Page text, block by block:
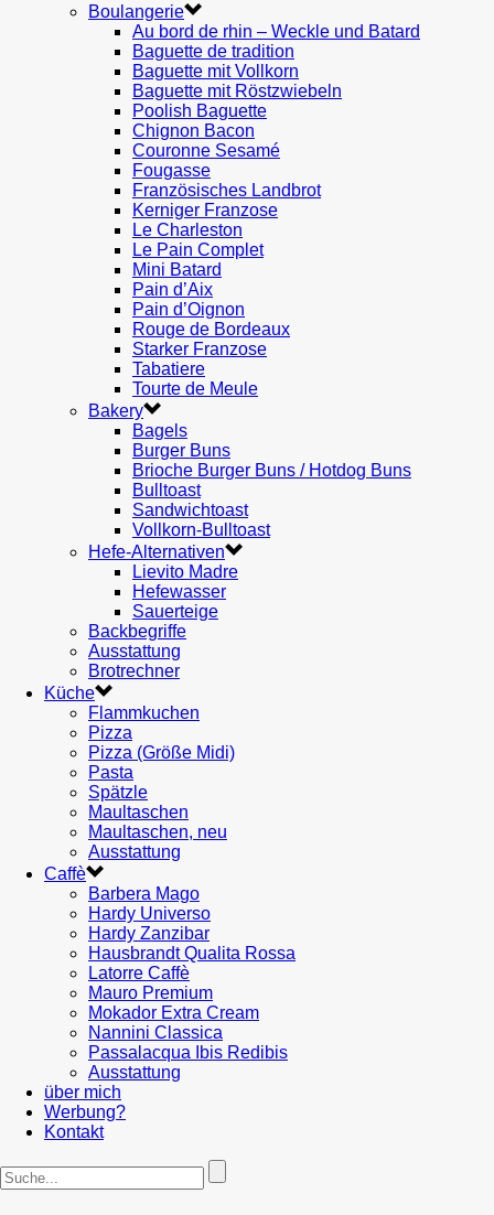
Boulangerie
Au bord de rhin – Weckle und Batard
Baguette de tradition
Baguette mit Vollkorn
Baguette mit Röstzwiebeln
Poolish Baguette
Chignon Bacon
Couronne Sesamé
Fougasse
Französisches Landbrot
Kerniger Franzose
Le Charleston
Le Pain Complet
Mini Batard
Pain d’Aix
Pain d’Oignon
Rouge de Bordeaux
Starker Franzose
Tabatiere
Tourte de Meule
Bakery
Bagels
Burger Buns
Brioche Burger Buns / Hotdog Buns
Bulltoast
Sandwichtoast
Vollkorn-Bulltoast
Hefe-Alternativen
Lievito Madre
Hefewasser
Sauerteige
Backbegriffe
Ausstattung
Brotrechner
Küche
Flammkuchen
Pizza
Pizza (Größe Midi)
Pasta
Spätzle
Maultaschen
Maultaschen, neu
Ausstattung
Caffè
Barbera Mago
Hardy Universo
Hardy Zanzibar
Hausbrandt Qualita Rossa
Latorre Caffè
Mauro Premium
Mokador Extra Cream
Nannini Classica
Passalacqua Ibis Redibis
Ausstattung
über mich
Werbung?
Kontakt